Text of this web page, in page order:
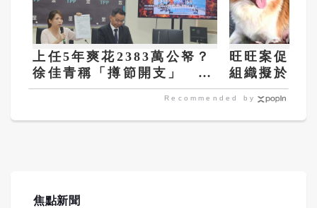
上任5年爽花2383萬公帑？
徐佳青稱「撙節開支」 網
質疑：卻搭商務艙？
旺旺案促全
組織擬於習
會、籲終止
Recommended by
焦點新聞